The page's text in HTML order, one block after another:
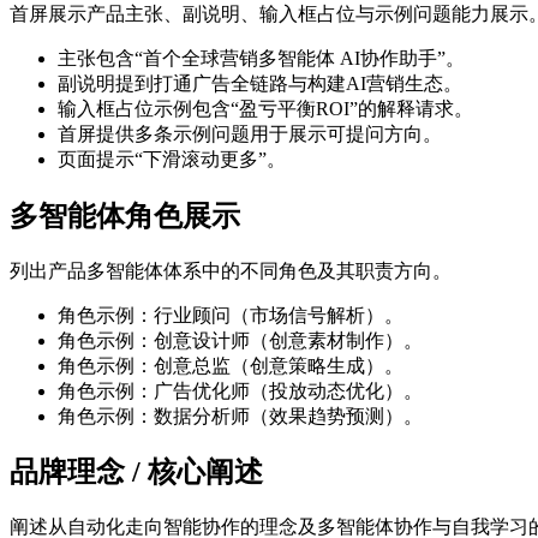
首屏展示产品主张、副说明、输入框占位与示例问题能力展示。
主张包含“首个全球营销多智能体 AI协作助手”。
副说明提到打通广告全链路与构建AI营销生态。
输入框占位示例包含“盈亏平衡ROI”的解释请求。
首屏提供多条示例问题用于展示可提问方向。
页面提示“下滑滚动更多”。
多智能体角色展示
列出产品多智能体体系中的不同角色及其职责方向。
角色示例：行业顾问（市场信号解析）。
角色示例：创意设计师（创意素材制作）。
角色示例：创意总监（创意策略生成）。
角色示例：广告优化师（投放动态优化）。
角色示例：数据分析师（效果趋势预测）。
品牌理念 / 核心阐述
阐述从自动化走向智能协作的理念及多智能体协作与自我学习